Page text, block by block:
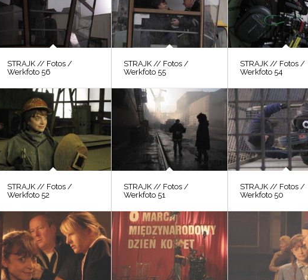
STRAJK // Fotos /
Werkfoto 56
STRAJK // Fotos /
Werkfoto 55
STRAJK // Fotos /
Werkfoto 54
STRAJK // Fotos /
Werkfoto 52
STRAJK // Fotos /
Werkfoto 51
STRAJK // Fotos /
Werkfoto 50